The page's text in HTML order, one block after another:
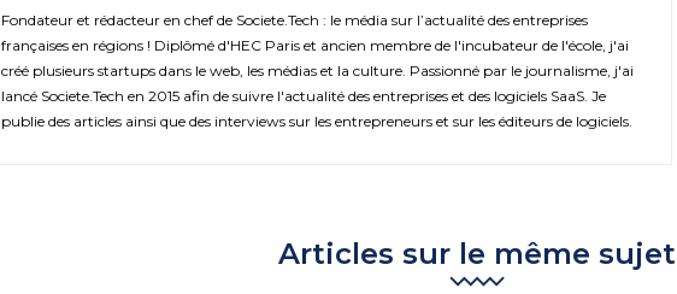
Fondateur et rédacteur en chef de Societe.Tech : le média sur l’actualité des entreprises
françaises en régions ! Diplômé d'HEC Paris et ancien membre de l'incubateur de l'école, j'ai
créé plusieurs startups dans le web, les médias et la culture. Passionné par le journalisme, j'ai
lancé Societe.Tech en 2015 afin de suivre l'actualité des entreprises et des logiciels SaaS. Je
publie des articles ainsi que des interviews sur les entrepreneurs et sur les éditeurs de logiciels.
Articles sur le même sujet